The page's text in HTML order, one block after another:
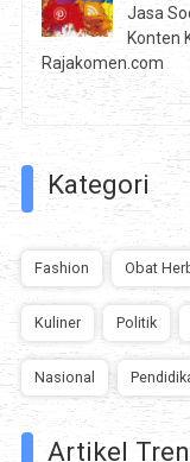
Jasa
Konten
Rajakomen.com
Kategori
Fashion Obat
Kuliner Politik
Nasional
Artikel